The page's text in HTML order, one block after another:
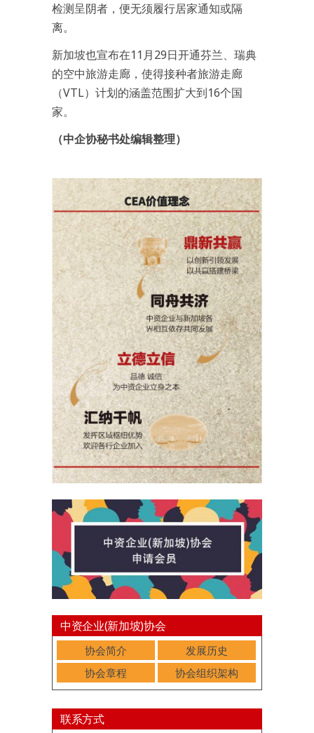
检测呈阴者，便无须履行居家通知或隔
离。
新加坡也宣布在11月29日开通芬兰、瑞典
的空中旅游走廊，使得接种者旅游走廊
（VTL）计划的涵盖范围扩大到16个国
家。
（中企协秘书处编辑整理）
中资企业(新加坡)协会
协会简介
发展历史
协会章程
协会组织架构
联系方式